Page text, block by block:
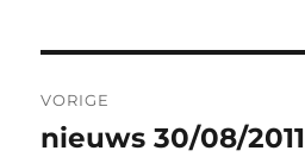
navigatie
VORIGE
Vorig
nieuws 30/08/2011